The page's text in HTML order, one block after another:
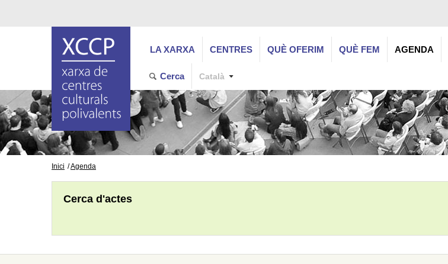
LA XARXA CENTRES QUÈ OFERIM QUÈ FEM AGENDA
Cerca Català
Inici Agenda
Cerca d'actes